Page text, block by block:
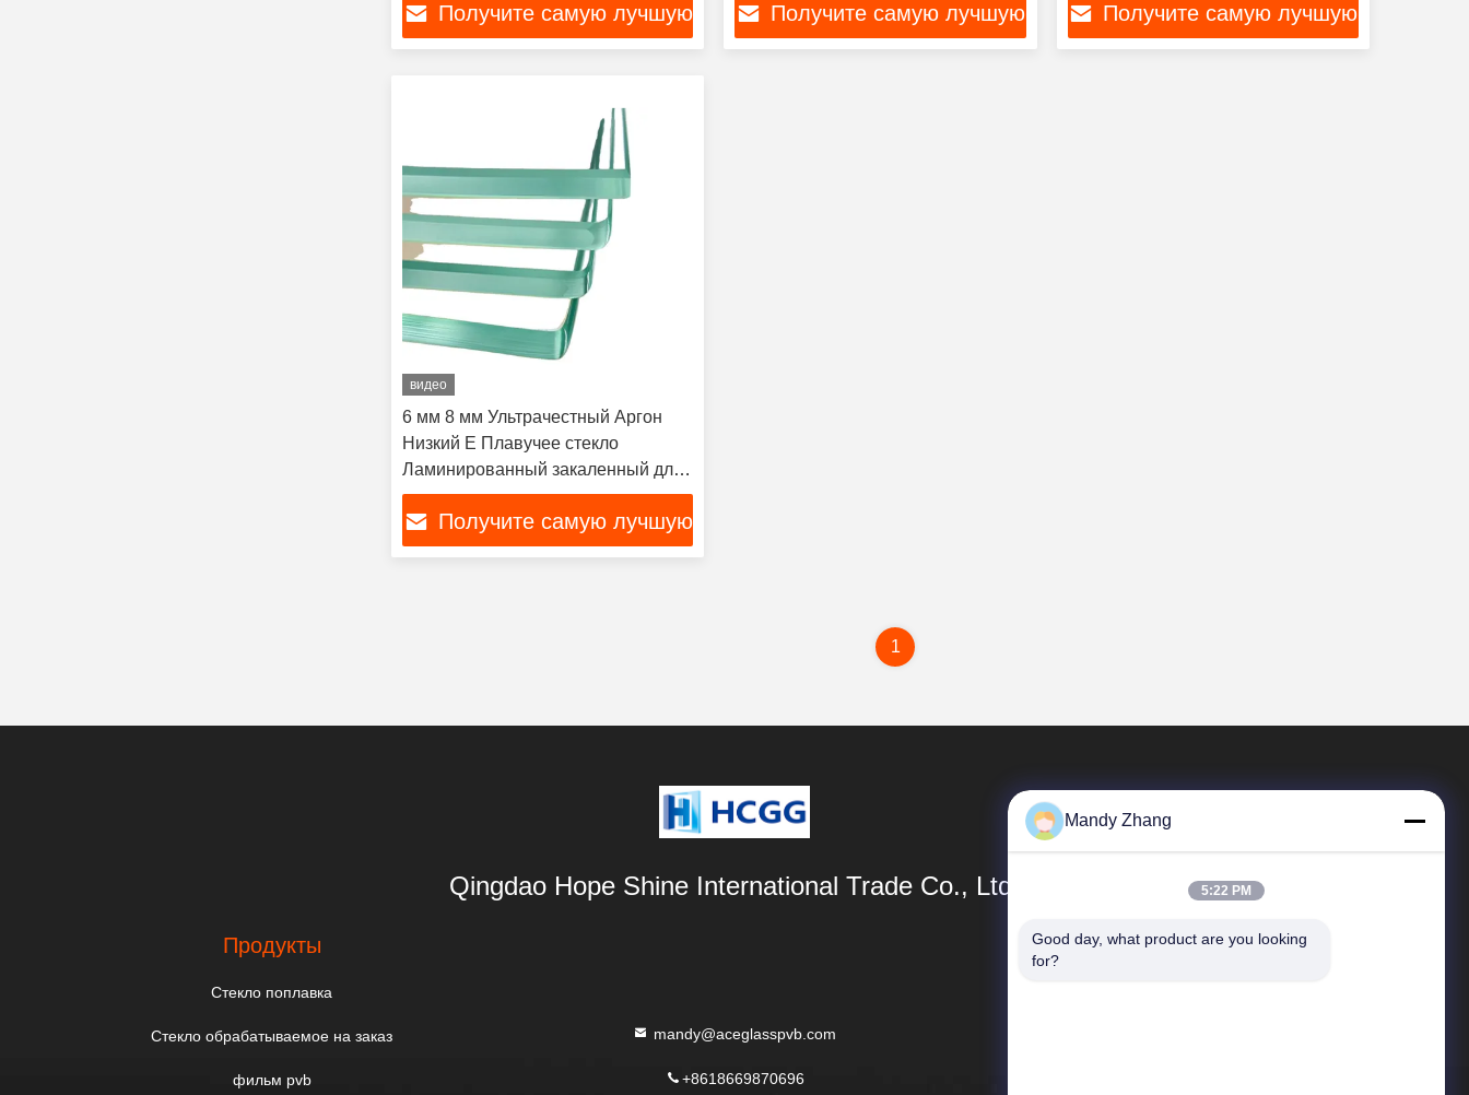
Получите самую лучшую Получите самую лучшую Получите самую лучшую
видео
6 мм 8 мм Ультрачестный Аргон
Низкий E Плавучее стекло
Ламинированный закаленный для
балкона ванной комнаты
Получите самую лучшую
1
Qingdao Hope Shine International Trade Co., Ltd.
Продукты
Стекло поплавка
Стекло обрабатываемое на заказ
фильм pvb
mandy@aceglasspvb.com
+8618669870696
Быстрые Связи
Mandy Zhang
5:22 PM
Good day, what product are you looking
for?